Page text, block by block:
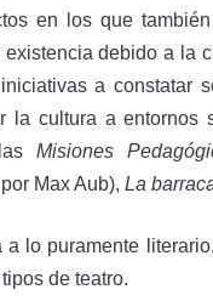
en los que
debido a la
a constatar
la cultura a entornos
Misiones
Max Aub), La
lo puramente
de teatro.